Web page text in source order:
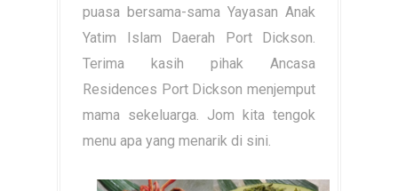
puasa bersama-sama Yayasan Anak
Yatim Islam Daerah Port Dickson.
Terima kasih pihak Ancasa
Residences Port Dickson menjemput
mama sekeluarga. Jom kita tengok
menu apa yang menarik di sini.